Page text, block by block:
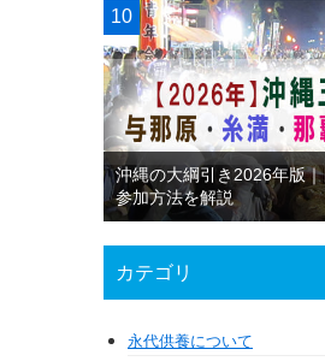
沖縄の大綱引き2026年版
参加方法を解説
カテゴリ
永代供養について